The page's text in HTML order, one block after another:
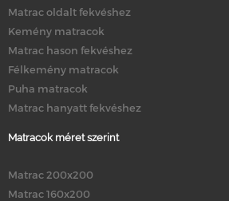
Matrac oldalt fekvéshez
Kemény matracok
Matrac hason fekvéshez
Félkemény matracok
Puha matracok
Matrac hanyatt fekvéshez
Matracok méret szerint
Matrac 200x200
Matrac 160x200